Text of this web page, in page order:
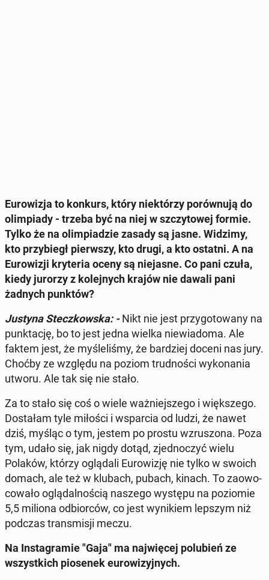
Eu­ro­wi­zja to konkurs, który nie­któ­rzy po­rów­nu­ją do
olim­pia­dy - trzeba być na niej w szczy­to­wej formie.
Tylko że na olim­pia­dzie zasady są jasne. Widzimy,
kto przy­biegł pierw­szy, kto drugi, a kto ostatni. A na
Eu­ro­wi­zji kry­te­ria oceny są nie­ja­sne. Co pani czuła,
kiedy jurorzy z ko­lej­nych krajów nie dawali pani
żadnych punktów?
Justyna Stecz­kow­ska: -Nikt nie jest przy­go­to­wa­ny na
punk­ta­cję, bo to jest jedna wielka nie­wia­do­ma. Ale
faktem jest, że my­śle­li­śmy, że bar­dziej doceni nas jury.
Choćby ze względu na poziom trud­no­ści wy­ko­na­nia
utworu. Ale tak się nie stało.
Za to stało się coś o wiele waż­niej­sze­go i więk­sze­go.
Do­sta­łam tyle miłości i wspar­cia od ludzi, że nawet
dziś, myśląc o tym, jestem po prostu wzru­szo­na. Poza
tym, udało się, jak nigdy dotąd, zjed­no­czyć wielu
Polaków, którzy oglą­da­li Eu­ro­wi­zję nie tylko w swoich
domach, ale też w klubach, pubach, kinach. To za­owo­
co­wa­ło oglą­dal­no­ścią naszego występu na po­zio­mie
5,5 miliona od­bior­ców, co jest wy­ni­kiem lepszym niż
podczas trans­mi­sji meczu.
Na In­sta­gra­mie "Gaja" ma naj­wię­cej po­lu­bień ze
wszyst­kich pio­se­nek eu­ro­wi­zyj­nych.